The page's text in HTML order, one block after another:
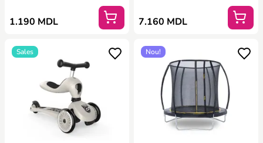
1.190 MDL 7.160 MDL
Sales Nou!